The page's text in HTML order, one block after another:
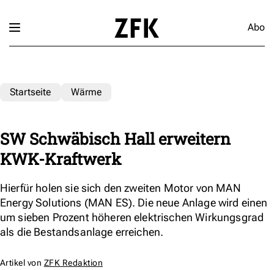
Abo
Startseite Wärme
SW Schwäbisch Hall erweitern
KWK-Kraftwerk
Hierfür holen sie sich den zweiten Motor von MAN
Energy Solutions (MAN ES). Die neue Anlage wird einen
um sieben Prozent höheren elektrischen Wirkungsgrad
als die Bestandsanlage erreichen.
Artikel von ZFK Redaktion